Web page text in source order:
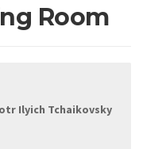
Room
Ilyich Tchaikovsky